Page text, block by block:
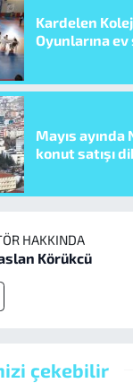
Kardelen
Oyunlarına
Mayıs ayında
konut satışı
HAKKINDA
Körükcü
çekebilir